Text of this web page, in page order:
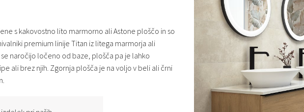
s kakovostno lito marmorno ali Astone ploščo in so
premium linije Titan iz litega marmorja ali
naročijo ločeno od baze, plošča pa je lahko
ali brez njih. Zgornja plošča je na voljo v beli ali črni